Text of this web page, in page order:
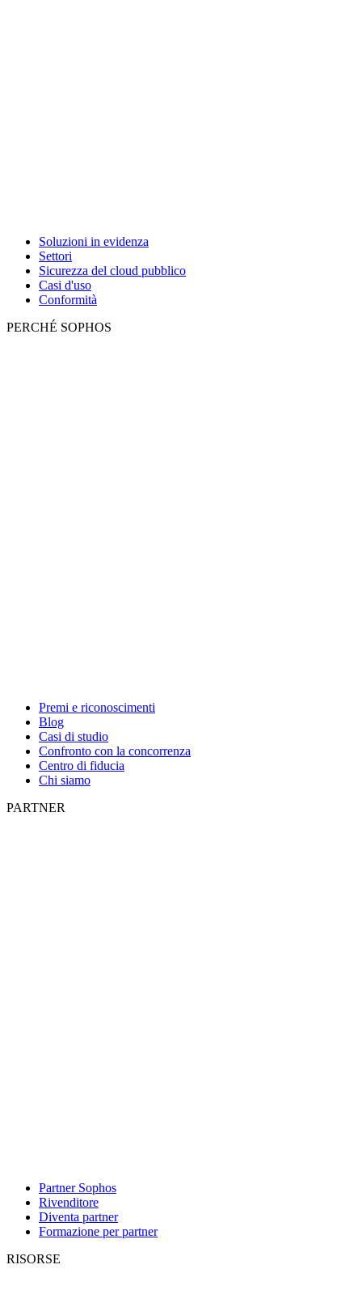
Soluzioni in evidenza
Settori
Sicurezza del cloud pubblico
Casi d'uso
Conformità
PERCHÉ SOPHOS
Premi e riconoscimenti
Blog
Casi di studio
Confronto con la concorrenza
Centro di fiducia
Chi siamo
PARTNER
Partner Sophos
Rivenditore
Diventa partner
Formazione per partner
RISORSE